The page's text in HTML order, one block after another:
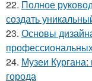
22. Полное
создать
23. Основы
24. Музеи Кургана:
города